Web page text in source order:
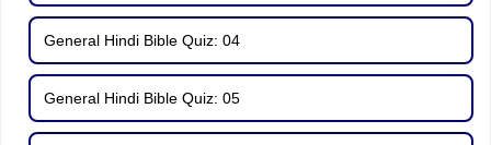
General Hindi Bible Quiz: 04
General Hindi Bible Quiz: 05